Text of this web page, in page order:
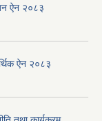
ऐन २०८३
ऐन २०८३